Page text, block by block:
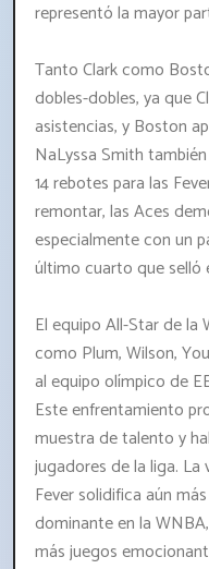
representó la mayor
Tanto Clark como
dobles-dobles, ya que
asistencias, y Boston
NaLyssa Smith
14 rebotes para las
remontar, las Aces
especialmente con un
último cuarto que selló
El equipo All-Star de la
como Plum, Wilson,
al equipo olímpico de
Este enfrentamiento
muestra de talento y
jugadores de la liga.
Fever solidifica aún
dominante en la
más juegos